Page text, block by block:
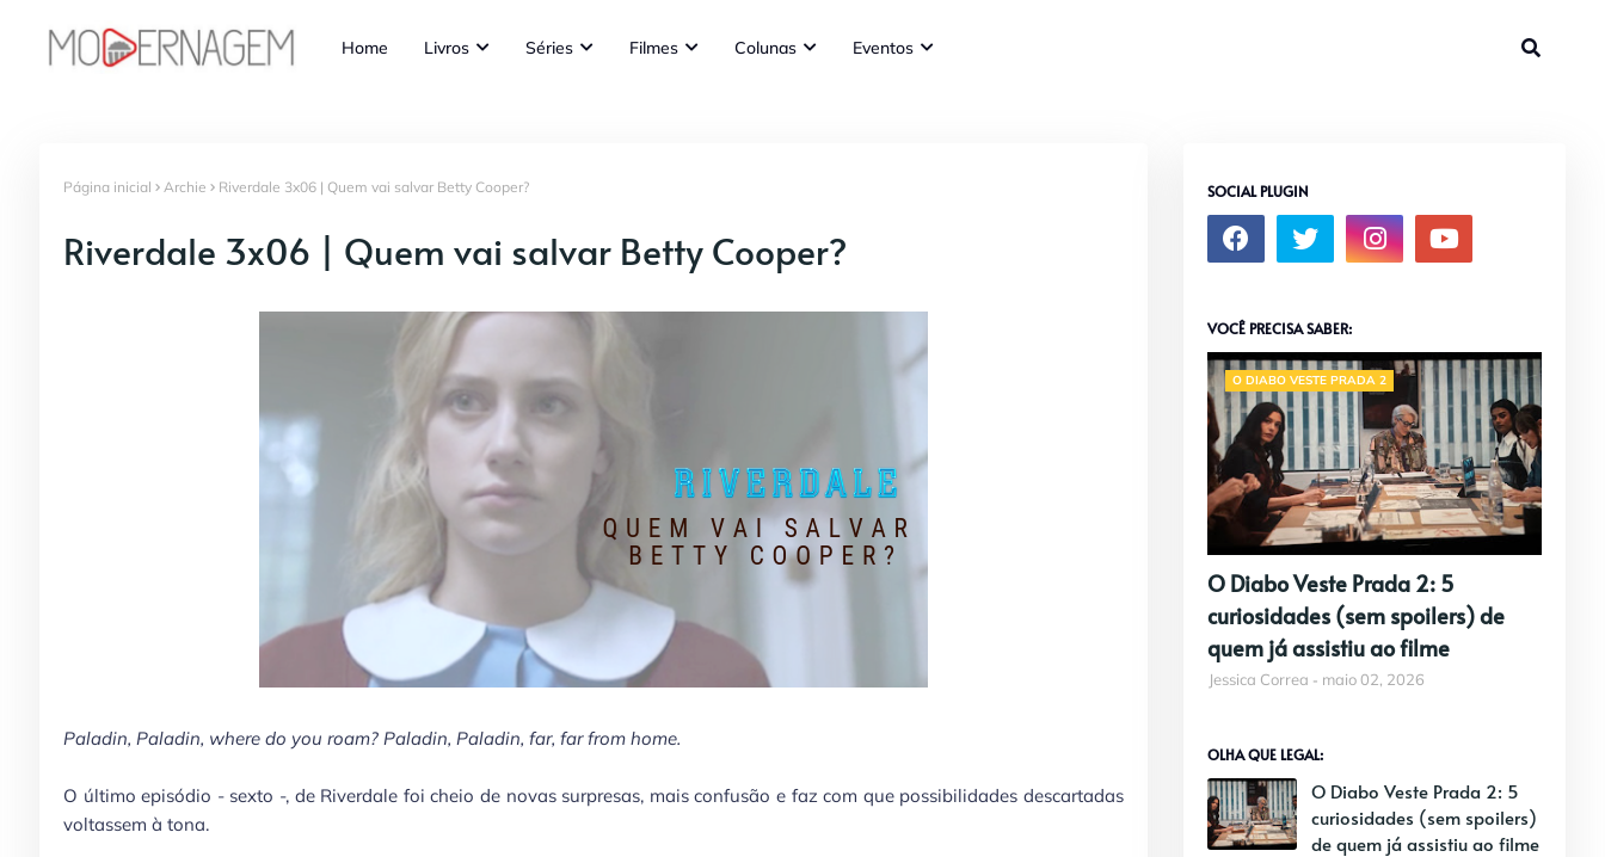
Home Livros Séries Filmes Colunas Eventos
Página inicial Archie Riverdale 3x06 | Quem vai salvar Betty Cooper?
Riverdale 3x06 | Quem vai salvar Betty Cooper?
Paladin, Paladin, where do you roam? Paladin, Paladin, far, far from home.
O último episódio - sexto -, de Riverdale foi cheio de novas surpresas, mais confusão e faz com que possibilidades descartadas
voltassem à tona.
SOCIAL PLUGIN
VOCÊ PRECISA SABER:
O DIABO VESTE PRADA 2
O Diabo Veste Prada 2: 5
curiosidades (sem spoilers) de
quem já assistiu ao filme
Jessica Correa maio 02, 2026
OLHA QUE LEGAL:
O Diabo Veste Prada 2: 5
curiosidades (sem spoilers)
de quem já assistiu ao filme